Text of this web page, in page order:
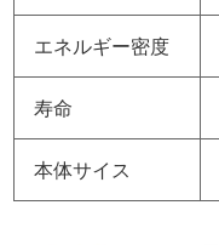
エネルギー密度
寿命
本体サイス